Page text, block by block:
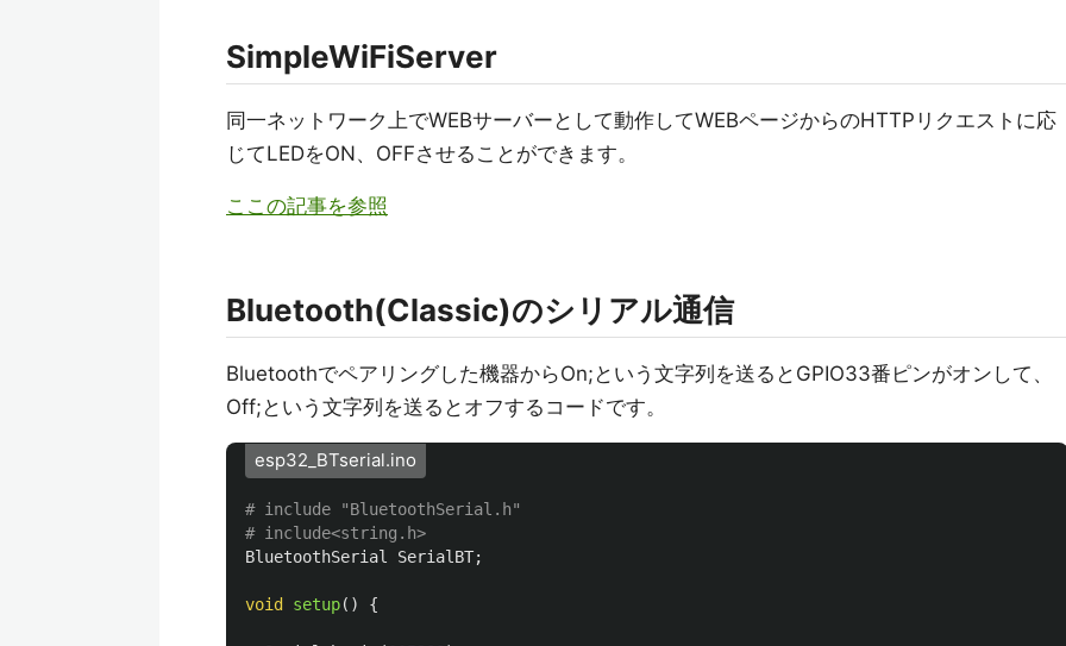
SimpleWiFiServer
同一ネットワーク上でWEBサーバーとして動作してWEBページからのHTTPリクエストに応
じてLEDをON、OFFさせることができます。
ここの記事を参照
Bluetooth(Classic)のシリアル通信
Bluetoothでペアリングした機器からOn;という文字列を送るとGPIO33番ピンがオンして、
Off;という文字列を送るとオフするコードです。
esp32_BTserial.ino
# include "BluetoothSerial.h"
BluetoothSerial
SerialBT;
void setup() {